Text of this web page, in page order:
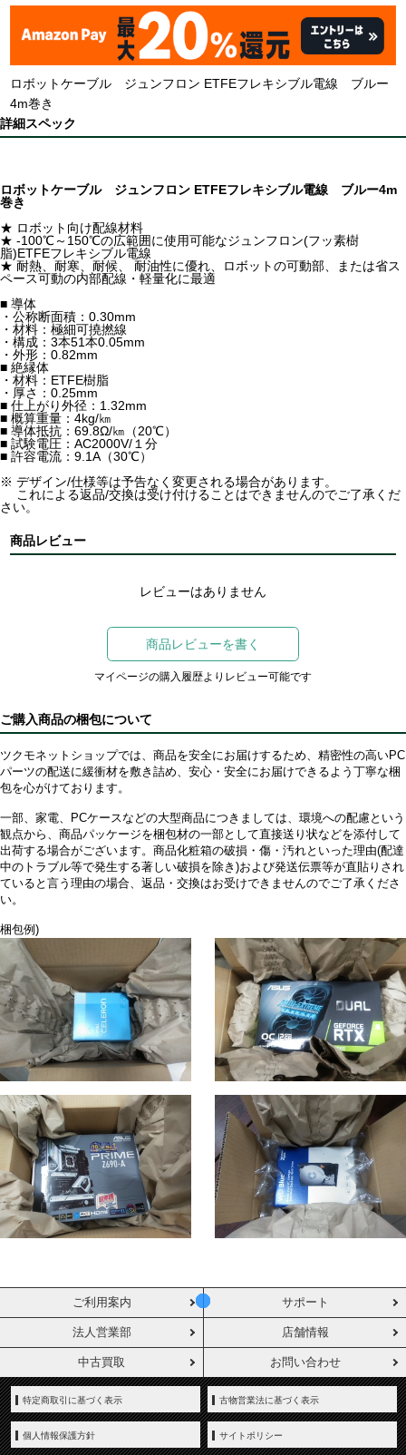
ロボットケーブル ジュンフロン ETFEフレキシブル電線 ブルー
4m巻き
詳細スペック
ロボットケーブル ジュンフロン ETFEフレキシブル電線 ブルー4m
巻き
★ ロボット向け配線材料
★ -100℃～150℃の広範囲に使用可能なジュンフロン(フッ素樹
脂)ETFEフレキシブル電線
★ 耐熱、耐寒、耐候、 耐油性に優れ、ロボットの可動部、または省ス
ペース可動の内部配線・軽量化に最適
■ 導体
・公称断面積：0.30mm
・材料：極細可撓撚線
・構成：3本51本0.05mm
・外形：0.82mm
■ 絶縁体
・材料：ETFE樹脂
・厚さ：0.25mm
■ 仕上がり外径：1.32mm
■ 概算重量：4kg/㎞
■ 導体抵抗：69.8Ω/㎞（20℃）
■ 試験電圧：AC2000V/１分
■ 許容電流：9.1A（30℃）
※ デザイン/仕様等は予告なく変更される場合があります。
これによる返品/交換は受け付けることはできませんのでご了承くだ
さい。
商品レビュー
レビューはありません
商品レビューを書く
マイページの購入履歴よりレビュー可能です
ご購入商品の梱包について
ツクモネットショップでは、商品を安全にお届けするため、精密性の高いPC
パーツの配送に緩衝材を敷き詰め、安心・安全にお届けできるよう丁寧な梱
包を心がけております。
一部、家電、PCケースなどの大型商品につきましては、環境への配慮という
観点から、商品パッケージを梱包材の一部として直接送り状などを添付して
出荷する場合がございます。商品化粧箱の破損・傷・汚れといった理由(配達
中のトラブル等で発生する著しい破損を除き)および発送伝票等が直貼りされ
ていると言う理由の場合、返品・交換はお受けできませんのでご了承くださ
い。
梱包例)
ご利用案内 サポート
法人営業部 店舗情報
中古買取 お問い合わせ
特定商取引に基づく表示 古物営業法に基づく表示
個人情報保護方針 サイトポリシー